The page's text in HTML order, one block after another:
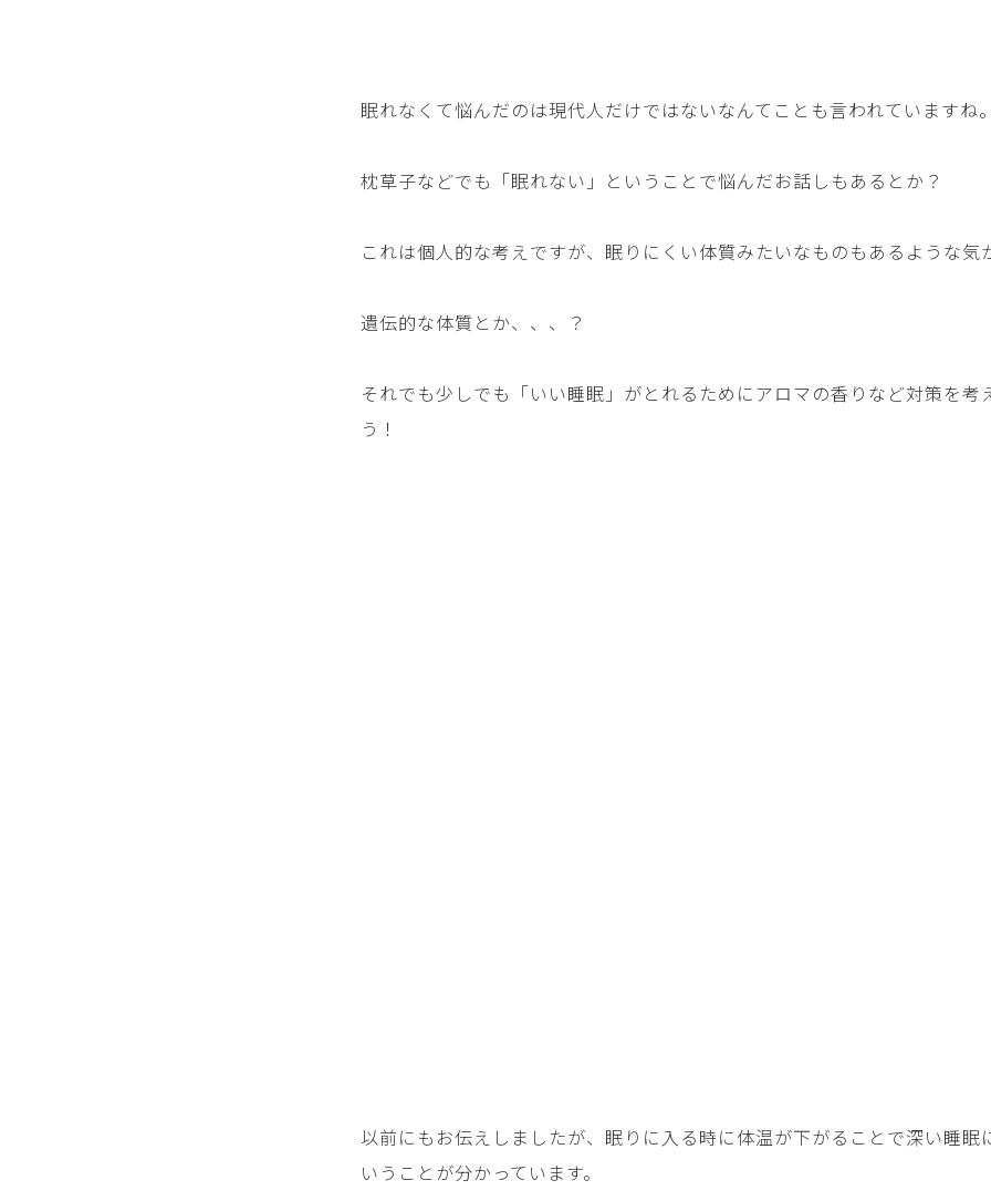
眠れなくて悩んだのは現代人だけではないなんてことも言われていますね。
枕草子などでも「眠れない」ということで悩んだお話しもあるとか？
これは個人的な考えですが、眠りにくい体質みたいなものもあるような気
遺伝的な体質とか、、、？
それでも少しでも「いい睡眠」がとれるためにアロマの香りなど対策を考
う！
以前にもお伝えしましたが、眠りに入る時に体温が下がることで深い睡眠
いうことが分かっています。